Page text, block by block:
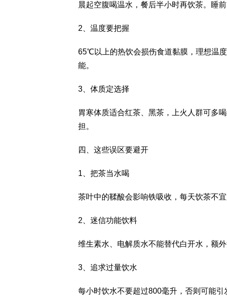
晨起空腹喝温水，餐后半小时再饮茶。睡
2、温度要把握
65℃以上的热饮会损伤食道黏膜，理想温
能。
3、体质定选择
胃寒体质适合红茶、黑茶，上火人群可多
担。
四、这些误区要避开
1、把茶当水喝
茶叶中的鞣酸会影响铁吸收，每天饮茶不
2、迷信功能饮料
维生素水、电解质水不能替代白开水，额
3、追求过量饮水
每小时饮水不要超过800毫升，否则可能